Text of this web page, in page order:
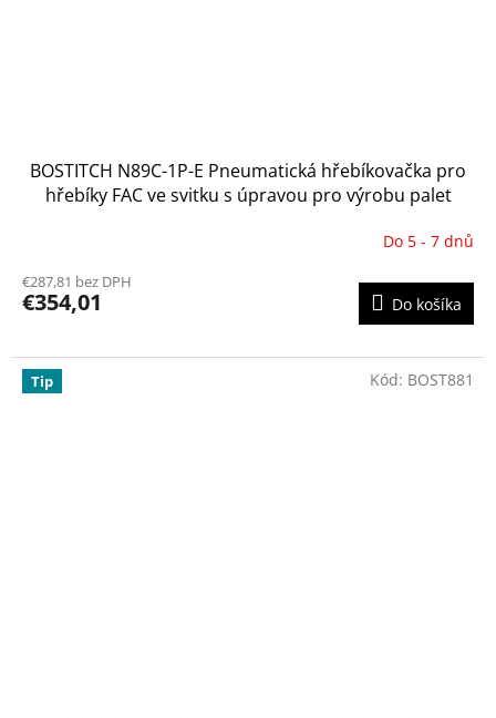
BOSTITCH N89C-1P-E Pneumatická hřebíkovačka pro
hřebíky FAC ve svitku s úpravou pro výrobu palet
produktu
je
5
hviezdičiek.
Do 5 - 7 dnů
€287,81 bez DPH
€354,01 Do košíka
Tip Kód: BOST881